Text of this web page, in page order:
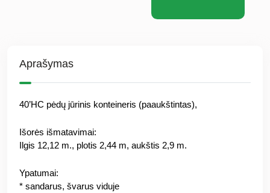
Aprašymas
40’HC pėdų jūrinis konteineris (paaukštintas),
Išorės išmatavimai:
Ilgis 12,12 m., plotis 2,44 m, aukštis 2,9 m.
Ypatumai:
* sandarus, švarus viduje